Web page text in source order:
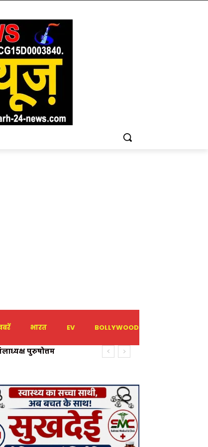
भारत EV BOLLYWOOD
पुरुषोत्तम
कॉमर्स जिलाध्यक्ष